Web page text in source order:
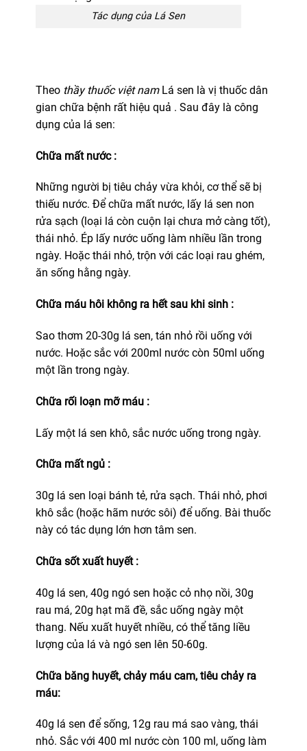
Tác dụng của Lá Sen
Theo thầy thuốc việt nam Lá sen là vị thuốc dân
gian chữa bệnh rất hiệu quả . Sau đây là công
dụng của lá sen:
Chữa mất nước :
Những người bị tiêu chảy vừa khỏi, cơ thể sẽ bị
thiếu nước. Để chữa mất nước, lấy lá sen non
rửa sạch (loại lá còn cuộn lại chưa mở càng tốt),
thái nhỏ. Ép lấy nước uống làm nhiều lần trong
ngày. Hoặc thái nhỏ, trộn với các loại rau ghém,
ăn sống hằng ngày.
Chữa máu hôi không ra hết sau khi sinh :
Sao thơm 20-30g lá sen, tán nhỏ rồi uống với
nước. Hoặc sắc với 200ml nước còn 50ml uống
một lần trong ngày.
Chữa rối loạn mỡ máu :
Lấy một lá sen khô, sắc nước uống trong ngày.
Chữa mất ngủ :
30g lá sen loại bánh tẻ, rửa sạch. Thái nhỏ, phơi
khô sắc (hoặc hãm nước sôi) để uống. Bài thuốc
này có tác dụng lớn hơn tâm sen.
Chữa sốt xuất huyết :
40g lá sen, 40g ngó sen hoặc cỏ nhọ nồi, 30g
rau má, 20g hạt mã đề, sắc uống ngày một
thang. Nếu xuất huyết nhiều, có thể tăng liều
lượng của lá và ngó sen lên 50-60g.
Chữa băng huyết, chảy máu cam, tiêu chảy ra
máu:
40g lá sen để sống, 12g rau má sao vàng, thái
nhỏ. Sắc với 400 ml nước còn 100 ml, uống làm